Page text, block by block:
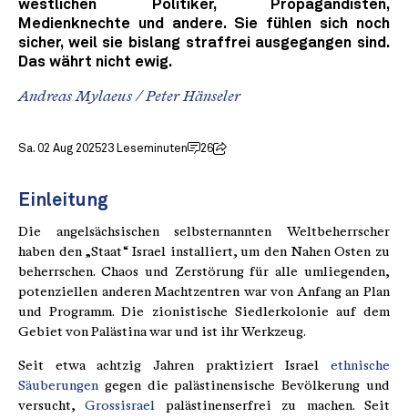
westlichen Politiker, Propagandisten,
Medienknechte und andere. Sie fühlen sich noch
sicher, weil sie bislang straffrei ausgegangen sind.
Das währt nicht ewig.
Andreas Mylaeus/Peter Hänseler
Sa. 02 Aug 202523 Leseminuten 26
Einleitung
Die angelsächsischen selbsternannten Weltbeherrscher
haben den „Staat“ Israel installiert, um den Nahen Osten zu
beherrschen. Chaos und Zerstörung für alle umliegenden,
potenziellen anderen Machtzentren war von Anfang an Plan
und Programm. Die zionistische Siedlerkolonie auf dem
Gebiet von Palästina war und ist ihr Werkzeug.
Seit etwa achtzig Jahren praktiziert Israel ethnische
Säuberungen gegen die palästinensische Bevölkerung und
versucht,Grossisrael palästinenserfrei zu machen. Seit